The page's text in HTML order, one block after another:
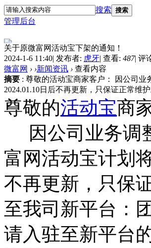
搜索 搜索
管理后台
快捷登录
关于原微富网活动宝下架的通知！
2024-1-6 11:40| 发布者: 虎牙| 查看: 487| 评
微富网 › ›新闻资讯 › 查看内容
摘要 : 尊敬的活动宝商家客户： 因公司业
2024.01.10日后不再更新，只保证正常维
尊敬的活动宝商
因公司业务调
富网活动宝计划
不再更新，只保
至我司新平台：
请入驻至新平台